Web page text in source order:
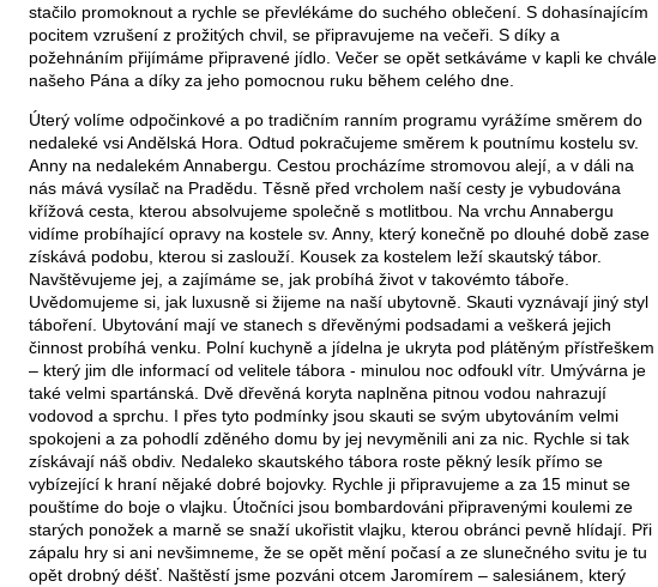
stačilo promoknout a rychle se převlékáme do suchého oblečení. S dohasínajícím
pocitem vzrušení z prožitých chvil, se připravujeme na večeři. S díky a
požehnáním přijímáme připravené jídlo. Večer se opět setkáváme v kapli ke chvále
našeho Pána a díky za jeho pomocnou ruku během celého dne.
Úterý volíme odpočinkové a po tradičním ranním programu vyrážíme směrem do
nedaleké vsi Andělská Hora. Odtud pokračujeme směrem k poutnímu kostelu sv.
Anny na nedalekém Annabergu. Cestou procházíme stromovou alejí, a v dáli na
nás mává vysílač na Pradědu. Těsně před vrcholem naší cesty je vybudována
křížová cesta, kterou absolvujeme společně s motlitbou. Na vrchu Annabergu
vidíme probíhající opravy na kostele sv. Anny, který konečně po dlouhé době zase
získává podobu, kterou si zaslouží. Kousek za kostelem leží skautský tábor.
Navštěvujeme jej, a zajímáme se, jak probíhá život v takovémto táboře.
Uvědomujeme si, jak luxusně si žijeme na naší ubytovně. Skauti vyznávají jiný styl
táboření. Ubytování mají ve stanech s dřevěnými podsadami a veškerá jejich
činnost probíhá venku. Polní kuchyně a jídelna je ukryta pod plátěným přístřeškem
– který jim dle informací od velitele tábora - minulou noc odfoukl vítr. Umývárna je
také velmi spartánská. Dvě dřevěná koryta naplněna pitnou vodou nahrazují
vodovod a sprchu. I přes tyto podmínky jsou skauti se svým ubytováním velmi
spokojeni a za pohodlí zděného domu by jej nevyměnili ani za nic. Rychle si tak
získávají náš obdiv. Nedaleko skautského tábora roste pěkný lesík přímo se
vybízející k hraní nějaké dobré bojovky. Rychle ji připravujeme a za 15 minut se
pouštíme do boje o vlajku. Útočníci jsou bombardováni připravenými koulemi ze
starých ponožek a marně se snaží ukořistit vlajku, kterou obránci pevně hlídají. Při
zápalu hry si ani nevšimneme, že se opět mění počasí a ze slunečného svitu je tu
opět drobný déšť. Naštěstí jsme pozváni otcem Jaromírem – salesiánem, který